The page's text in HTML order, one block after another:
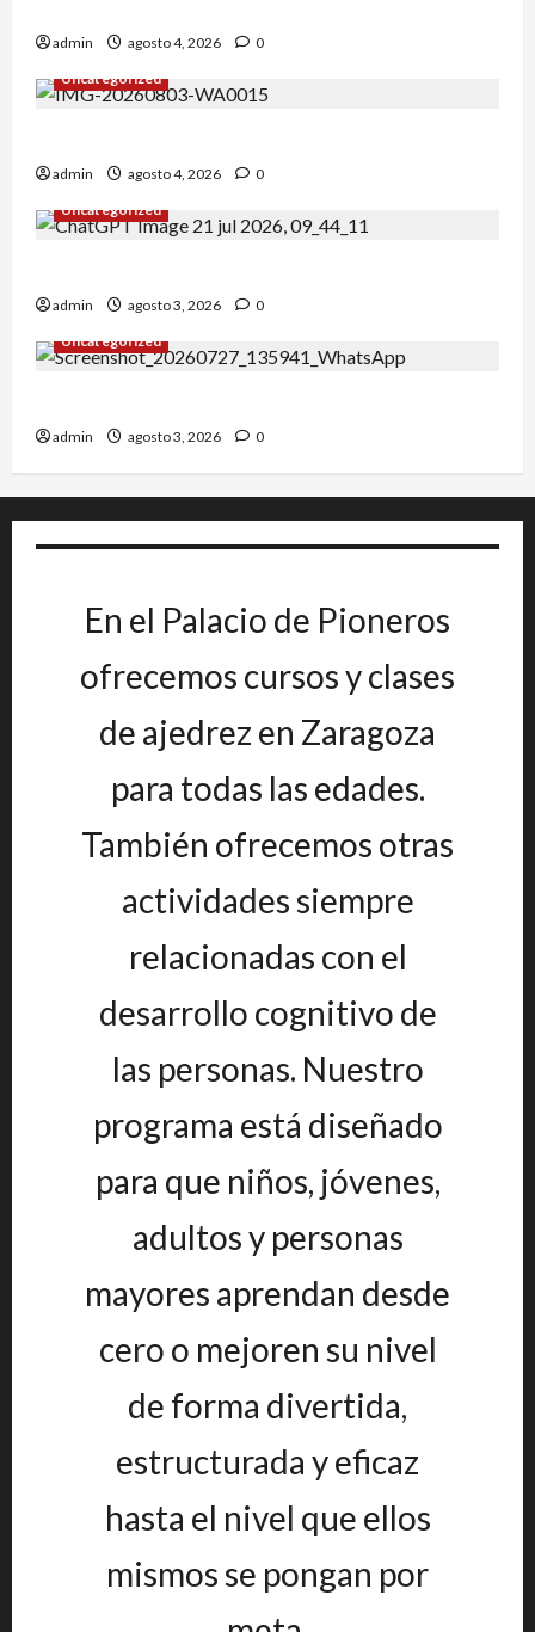
admin agosto 4, 2026
0
Uncategorized
admin agosto 4, 2026
0
Uncategorized
admin agosto 3, 2026
0
Uncategorized
admin agosto 3, 2026 0
En el Palacio de Pioneros
ofrecemos cursos y clases
de ajedrez en Zaragoza
para todas las edades.
También ofrecemos otras
actividades siempre
relacionadas con el
desarrollo cognitivo de
las personas. Nuestro
programa está diseñado
para que niños, jóvenes,
adultos y personas
mayores aprendan desde
cero o mejoren su nivel
de forma divertida,
estructurada y eficaz
hasta el nivel que ellos
mismos se pongan por